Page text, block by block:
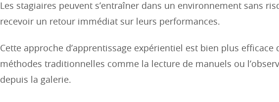
Les stagiaires peuvent s’entraîner dans un environnement sans
recevoir un retour immédiat sur leurs performances.
Cette approche d’apprentissage expérientiel est bien plus efficace
méthodes traditionnelles comme la lecture de manuels ou
depuis la galerie.